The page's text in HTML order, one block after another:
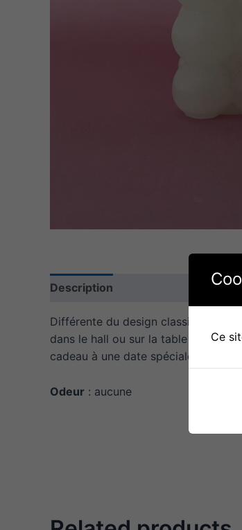
Description Additional
Différente du design classique des
dans le hall ou sur la table de la
cadeau à une date spéciale.
Odeur : aucune
Ce